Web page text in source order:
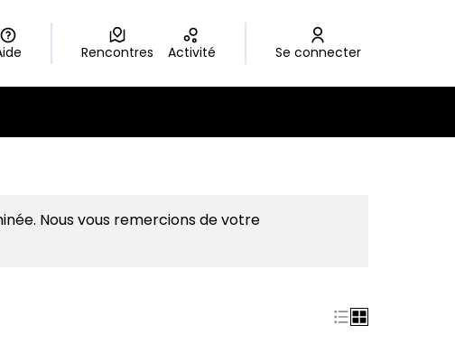
Aide Rencontres Activité Se connecter
Nous vous remercions de votre